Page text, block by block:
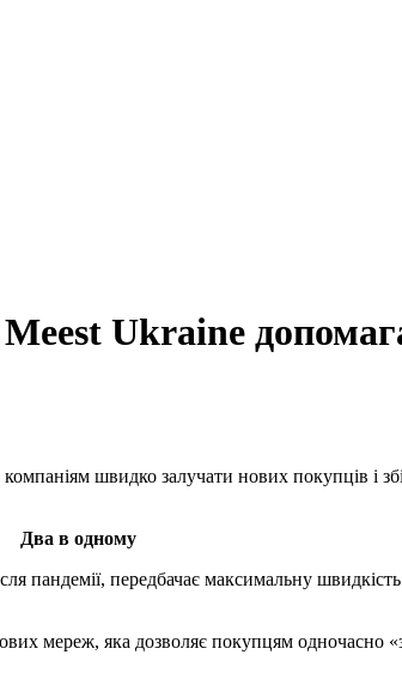
Ukraine
швидко залучати нових покупців і
Два в одному
пандемії, передбачає максимальну
мереж, яка дозволяє покупцям